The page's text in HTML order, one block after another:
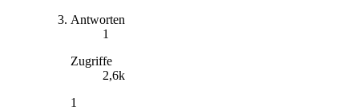
Antworten
1
Zugriffe
2,6k
1